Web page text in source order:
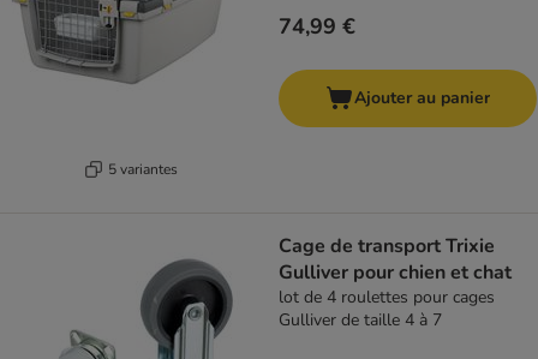
5 variantes
74,99 €
Ajouter au panier
Cage de transport Trixie
Gulliver pour chien et chat
lot de 4 roulettes pour cages
Gulliver de taille 4 à 7